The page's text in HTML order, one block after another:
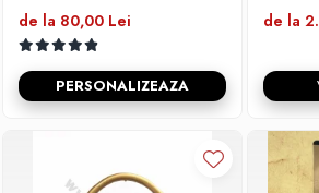
de la 80,00 Lei
PERSONALIZEAZA
de la